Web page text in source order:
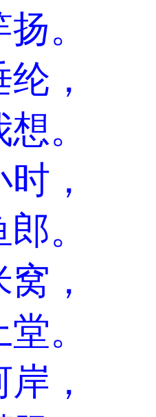
。
，
。
，
。
，
。
，